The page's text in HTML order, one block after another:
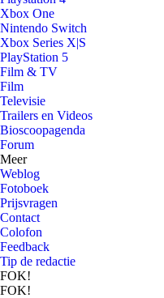
Xbox One
Nintendo Switch
Xbox Series X|S
PlayStation 5
Film & TV
Film
Televisie
Trailers en Videos
Bioscoopagenda
Forum
Meer
Weblog
Fotoboek
Prijsvragen
Contact
Colofon
Feedback
Tip de redactie
FOK!
FOK!